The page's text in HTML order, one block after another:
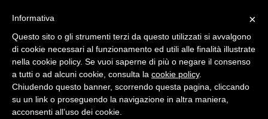
×
Informativa
Questo sito o gli strumenti terzi da questo utilizzati si avvalgono
di cookie necessari al funzionamento ed utili alle finalità illustrate
nella cookie policy. Se vuoi saperne di più o negare il consenso
a tutti o ad alcuni cookie, consulta la cookie policy.
Chiudendo questo banner, scorrendo questa pagina, cliccando
su un link o proseguendo la navigazione in altra maniera,
acconsenti all’uso dei cookie.